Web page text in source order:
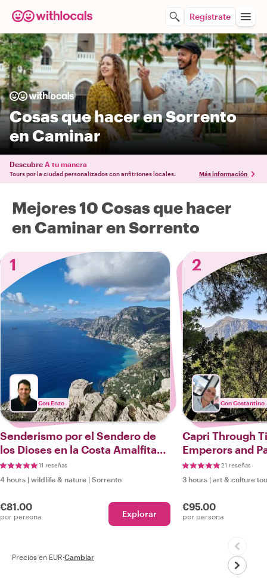
Regístrate
Cosas que hacer en Sorrento
en Caminar
Descubre A tu manera
Tours por la ciudad personalizados con anfitriones locales. Más información
Mejores 10 Cosas que hacer
en Caminar en Sorrento
1
Con Enzo
Senderismo por el Sendero de
los Dioses en la Costa Amalfitana
y Sorrentina
11 reseñas
4 hours | wildlife & nature | Sorrento
€81.00
por persona Explorar
2
Con Costantino
Capri Through
Emperors and
21 reseñas
3 hours | art & culture
€95.00
por persona
Precios en EUR·Cambiar